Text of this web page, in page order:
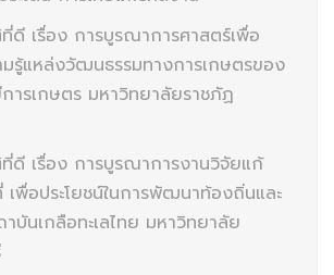
ดี เรื่อง การบูรณาการศาสตร์เพื่อ
มรู้แหล่งวัฒนธรรมทางการเกษตรของ
ารเกษตร มหาวิทยาลัยราชภัฏ
ดี เรื่อง การบูรณาการงานวิจัยแก้
พื่อประโยชน์ในการพัฒนาท้องถิ่นและ
าบันเกลือทะเลไทย มหาวิทยาลัย